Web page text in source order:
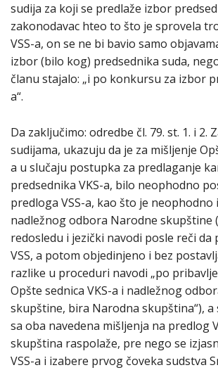
sudija za koji se predlaže izbor
zakonodavac hteo to što je sprovela
VSS-a, on se ne bi bavio samo
izbor (bilo kog) predsednika suda,
članu stajalo: „i po konkursu za izbor
a“.
Da zaključimo: odredbe čl. 79. st. 1. i 2.
sudijama, ukazuju da je za mišljenje
a u slučaju postupka za predlaganje
predsednika VKS-a, bilo neophodno
predloga VSS-a, kao što je neophodno
nadležnog odbora Narodne skupštine
redosledu i jezički navodi posle reči da
VSS, a potom objedinjeno i bez
razlike u proceduri navodi „po
Opšte sednica VKS-a i nadležnog
skupštine, bira Narodna skupština“), a
sa oba navedena mišljenja na predlog
skupština raspolaže, pre nego se
VSS-a i izabere prvog čoveka sudstva